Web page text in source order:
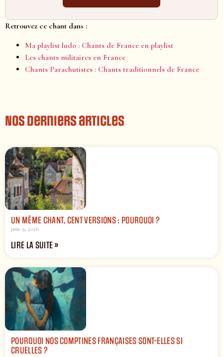
Retrouvez ce chant dans :
Ma playlist ludo : Chants de France en playlist
Les chants militaires en France
Chants Parachutistes : Chants traditionnels de France
Nos derniers articles
UN MÊME CHANT, CENT VERSIONS : POURQUOI ?
juin 9, 2026
LIRE LA SUITE »
POURQUOI NOS COMPTINES FRANÇAISES SONT-ELLES SI
CRUELLES ?